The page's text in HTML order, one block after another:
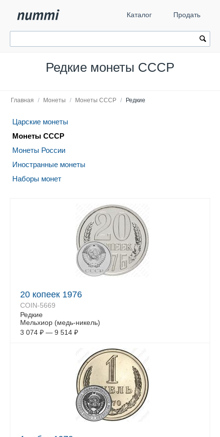
Каталог Продать
Редкие монеты СССР
Главная / Монеты / Монеты СССР / Редкие
Царские монеты
Монеты СССР
Монеты России
Иностранные монеты
Наборы монет
20 копеек 1976
COIN-5669
Редкие
Мельхиор (медь-никель)
3 074 ₽ — 9 514 ₽